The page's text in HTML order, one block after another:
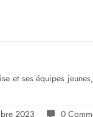
et ses équipes
2023 0